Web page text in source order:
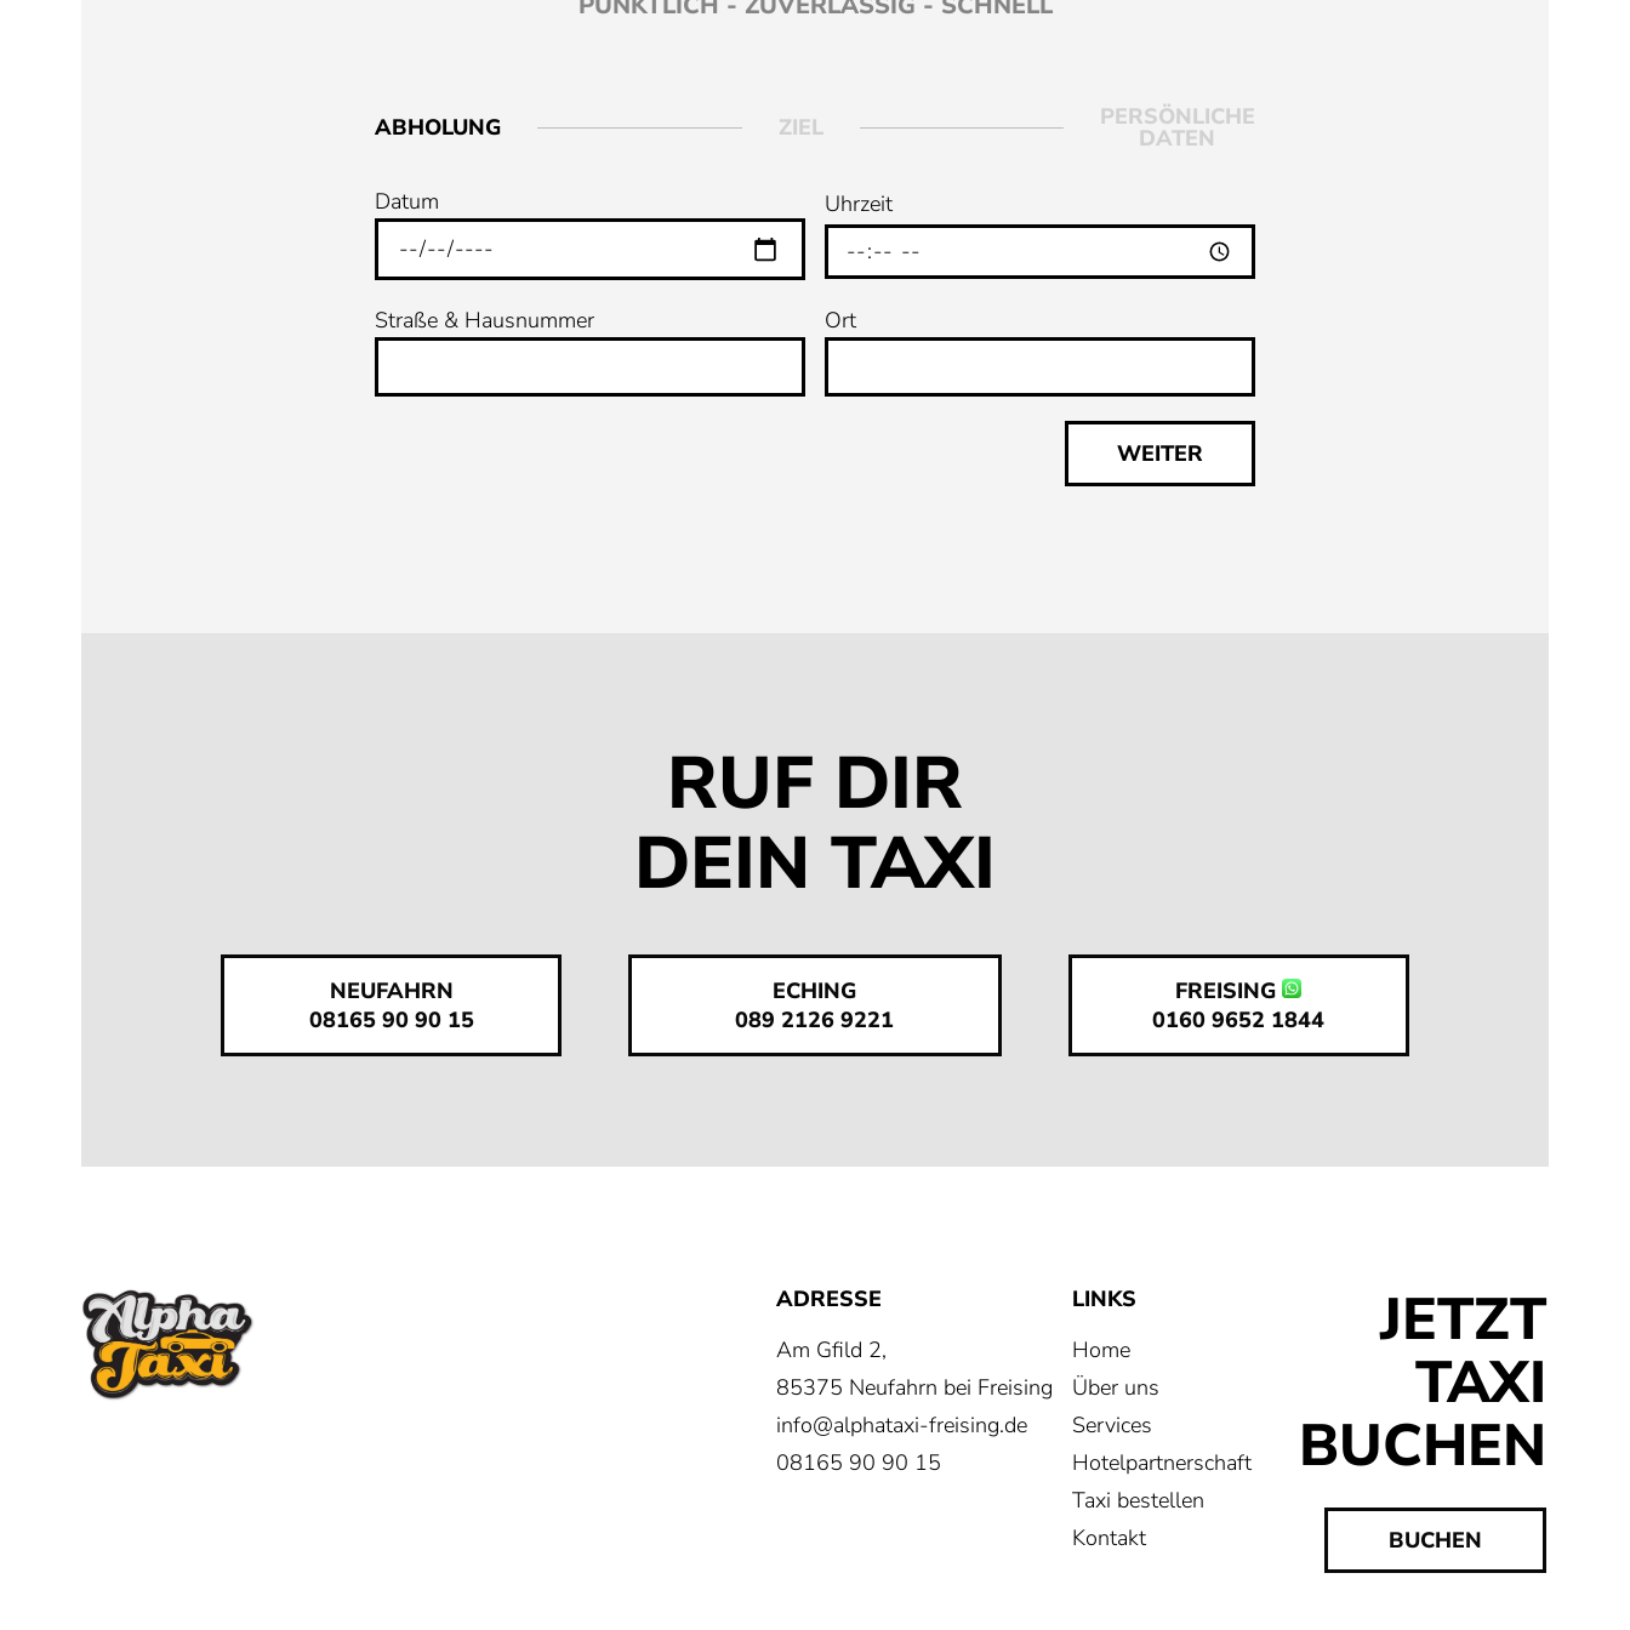
ABHOLUNG ZIEL PERSÖNLICHE
DATEN
Datum Uhrzeit
Straße & Hausnummer Ort
WEITER
RUF DIR
DEIN TAXI
NEUFAHRN
08165 90 90 15
ECHING
089 2126 9221
FREISING
0160 9652 1844
ADRESSE
Am Gfild 2,
85375 Neufahrn bei Freising
info@alphataxi-freising.de
08165 90 90 15
LINKS
Home
Über uns
Services
Hotelpartnerschaft
Taxi bestellen
Kontakt
JETZT
TAXI
BUCHEN
BUCHEN